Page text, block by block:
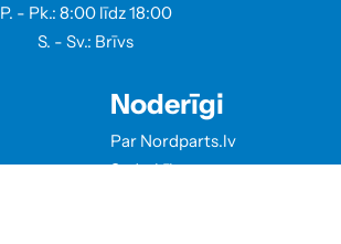
P. - Pk.: 8:00 līdz 18:00
S. - Sv.: Brīvs
Noderīgi
Par Nordparts.lv
Sadarbība